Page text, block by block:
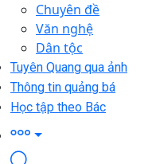
Chuyên đề
Văn nghệ
Dân tộc
Tuyên Quang qua ảnh
Thông tin quảng bá
Học tập theo Bác